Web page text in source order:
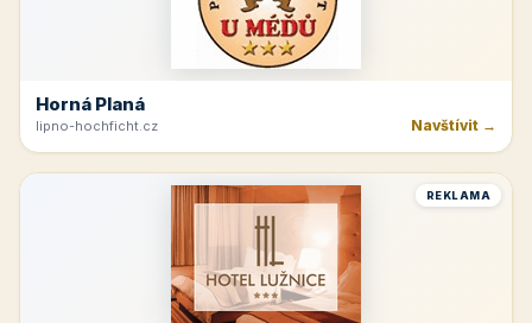
Horná Planá
lipno-hochficht.cz Navštívit →
REKLAMA